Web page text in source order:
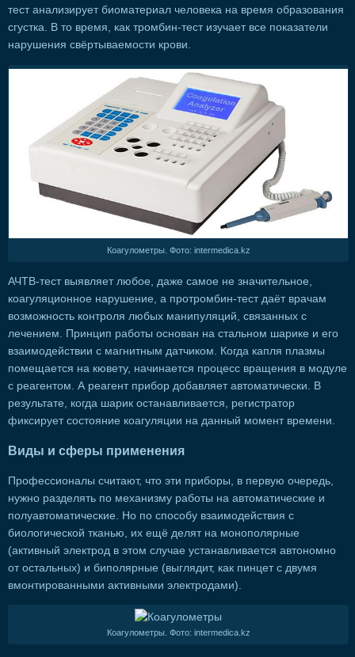
тест анализирует биоматериал человека на время образования
сгустка. В то время, как тромбин-тест изучает все показатели
нарушения свёртываемости крови.
Коагулометры. Фото: intermedica.kz
АЧТВ-тест выявляет любое, даже самое не значительное,
коагуляционное нарушение, а протромбин-тест даёт врачам
возможность контроля любых манипуляций, связанных с
лечением. Принцип работы основан на стальном шарике и его
взаимодействии с магнитным датчиком. Когда капля плазмы
помещается на кювету, начинается процесс вращения в модуле
с реагентом. А реагент прибор добавляет автоматически. В
результате, когда шарик останавливается, регистратор
фиксирует состояние коагуляции на данный момент времени.
Виды и сферы применения
Профессионалы считают, что эти приборы, в первую очередь,
нужно разделять по механизму работы на автоматические и
полуавтоматические. Но по способу взаимодействия с
биологической тканью, их ещё делят на монополярные
(активный электрод в этом случае устанавливается автономно
от остальных) и биполярные (выглядит, как пинцет с двумя
вмонтированными активными электродами).
Коагулометры. Фото: intermedica.kz